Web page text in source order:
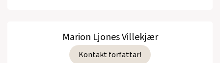
Marion Ljones Villekjær
Kontakt forfattar!